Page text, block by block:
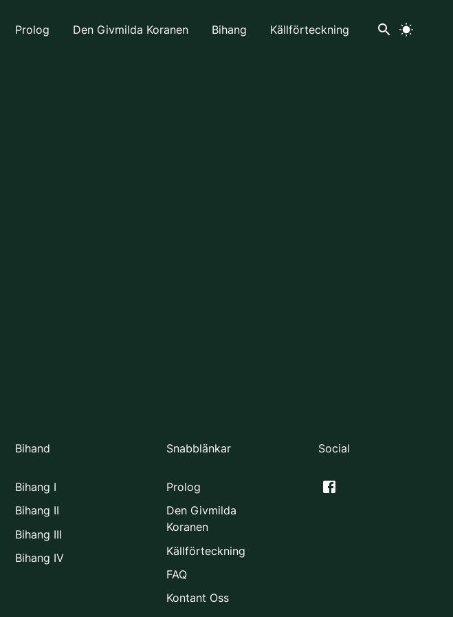
Prolog Den Givmilda Koranen Bihang Källförteckning
Bihand
Bihang I
Bihang II
Bihang III
Bihang IV
Snabblänkar
Prolog
Den Givmilda
Koranen
Källförteckning
FAQ
Kontant Oss
Social